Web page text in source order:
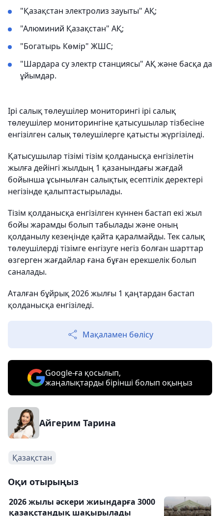
"Қазақстан электролиз зауыты" АҚ;
"Алюминий Қазақстан" АҚ;
"Богатырь Көмір" ЖШС;
"Шардара су электр станциясы" АҚ және басқа да
ұйымдар.
Ірі салық төлеушілер мониторингі ірі салық
төлеушілер мониторингіне қатысушылар тізбесіне
енгізілген салық төлеушілерге қатысты жүргізіледі.
Қатысушылар тізімі тізім қолданысқа енгізілетін
жылға дейінгі жылдың 1 қазанындағы жағдай
бойынша ұсынылған салықтық есептілік деректері
негізінде қалыптастырылады.
Тізім қолданысқа енгізілген күннен бастап екі жыл
бойы жарамды болып табылады және оның
қолданылу кезеңінде қайта қаралмайды. Тек салық
төлеушілерді тізімге енгізуге негіз болған шарттар
өзгерген жағдайлар ғана бұған ерекшелік болып
саналады.
Аталған бұйрық 2026 жылғы 1 қаңтардан бастап
қолданысқа енгізіледі.
Мақаламен бөлісу
Google-ға қосылып,
жаңалықтарды бірінші болып оқыңыз
Айгерим Тарина
Қазақстан
Оқи отырыңыз
2026 жылы әскери жиындарға 3000
қазақстандық шақырылады